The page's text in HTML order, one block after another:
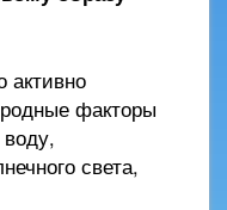
факторы
света,